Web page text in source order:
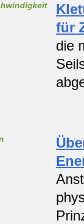
für
die